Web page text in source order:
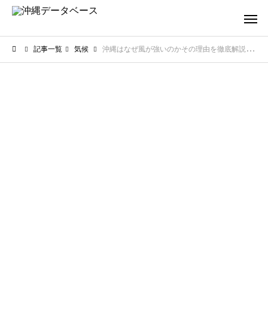
記事一覧 気候 沖縄はなぜ風が強いのかその理由を徹底解説！快適に過ごすための服装術